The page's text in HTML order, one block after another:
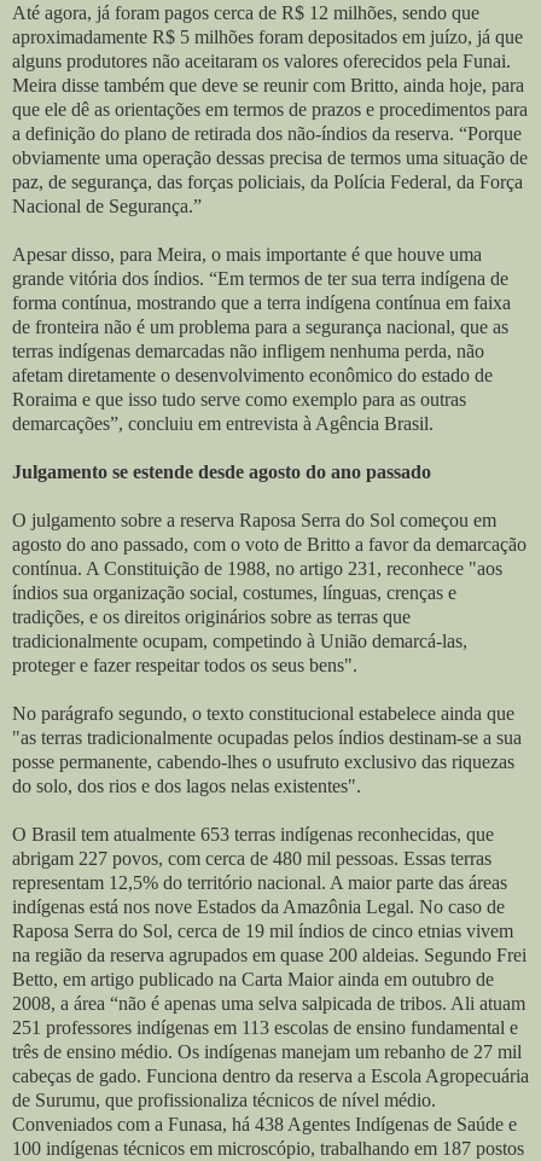
Até agora, já foram pagos cerca de R$ 12 milhões, sendo que
aproximadamente R$ 5 milhões foram depositados em juízo, já que
alguns produtores não aceitaram os valores oferecidos pela Funai.
Meira disse também que deve se reunir com Britto, ainda hoje, para
que ele dê as orientações em termos de prazos e procedimentos para
a definição do plano de retirada dos não-índios da reserva. “Porque
obviamente uma operação dessas precisa de termos uma situação de
paz, de segurança, das forças policiais, da Polícia Federal, da Força
Nacional de Segurança.”
Apesar disso, para Meira, o mais importante é que houve uma
grande vitória dos índios. “Em termos de ter sua terra indígena de
forma contínua, mostrando que a terra indígena contínua em faixa
de fronteira não é um problema para a segurança nacional, que as
terras indígenas demarcadas não infligem nenhuma perda, não
afetam diretamente o desenvolvimento econômico do estado de
Roraima e que isso tudo serve como exemplo para as outras
demarcações”, concluiu em entrevista à Agência Brasil.
Julgamento se estende desde agosto do ano passado
O julgamento sobre a reserva Raposa Serra do Sol começou em
agosto do ano passado, com o voto de Britto a favor da demarcação
contínua. A Constituição de 1988, no artigo 231, reconhece "aos
índios sua organização social, costumes, línguas, crenças e
tradições, e os direitos originários sobre as terras que
tradicionalmente ocupam, competindo à União demarcá-las,
proteger e fazer respeitar todos os seus bens".
No parágrafo segundo, o texto constitucional estabelece ainda que
"as terras tradicionalmente ocupadas pelos índios destinam-se a sua
posse permanente, cabendo-lhes o usufruto exclusivo das riquezas
do solo, dos rios e dos lagos nelas existentes".
O Brasil tem atualmente 653 terras indígenas reconhecidas, que
abrigam 227 povos, com cerca de 480 mil pessoas. Essas terras
representam 12,5% do território nacional. A maior parte das áreas
indígenas está nos nove Estados da Amazônia Legal. No caso de
Raposa Serra do Sol, cerca de 19 mil índios de cinco etnias vivem
na região da reserva agrupados em quase 200 aldeias. Segundo Frei
Betto, em artigo publicado na Carta Maior ainda em outubro de
2008, a área “não é apenas uma selva salpicada de tribos. Ali atuam
251 professores indígenas em 113 escolas de ensino fundamental e
três de ensino médio. Os indígenas manejam um rebanho de 27 mil
cabeças de gado. Funciona dentro da reserva a Escola Agropecuária
de Surumu, que profissionaliza técnicos de nível médio.
Conveniados com a Funasa, há 438 Agentes Indígenas de Saúde e
100 indígenas técnicos em microscópio, trabalhando em 187 postos